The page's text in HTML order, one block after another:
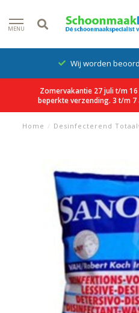
MENU
Wij worden
Zomervakantie 27 juli t/m
beperkte verzending. 3 t/m
Home / Desinfecterend